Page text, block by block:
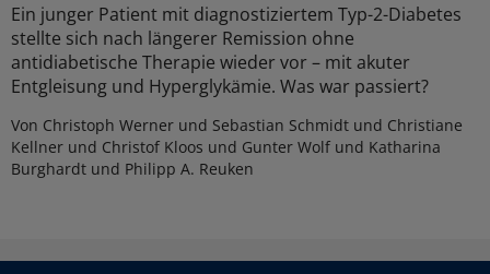
Ein junger Patient mit diagnostiziertem Typ-2-Diabetes
stellte sich nach längerer Remission ohne
antidiabetische Therapie wieder vor – mit akuter
Entgleisung und Hyperglykämie. Was war passiert?
Von Christoph Werner und Sebastian Schmidt und Christiane
Kellner und Christof Kloos und Gunter Wolf und Katharina
Burghardt und Philipp A. Reuken